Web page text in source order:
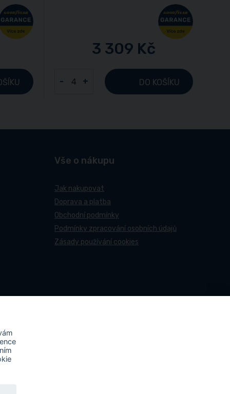
3 309 Kč
- + DO KOŠÍKU
Vše o nákupu
Jak nakupovat
Doprava a platba
Obchodní podmínky
Podmínky zpracování osobních údajů
Zásady používání cookies